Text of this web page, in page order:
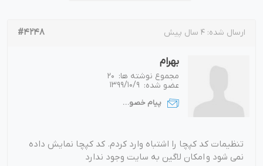
ارسال شده: 4 سال پیش #4248
بهرام
مجموع نوشته ها: 20
عضو شده: 1399/10/9
پیام خصوصی
تنظیمات کد کپچا را اشتباه وارد کردم. کد کپچا نمایش داده
نمی شود و امکان لاگین به سایت وجود ندارد